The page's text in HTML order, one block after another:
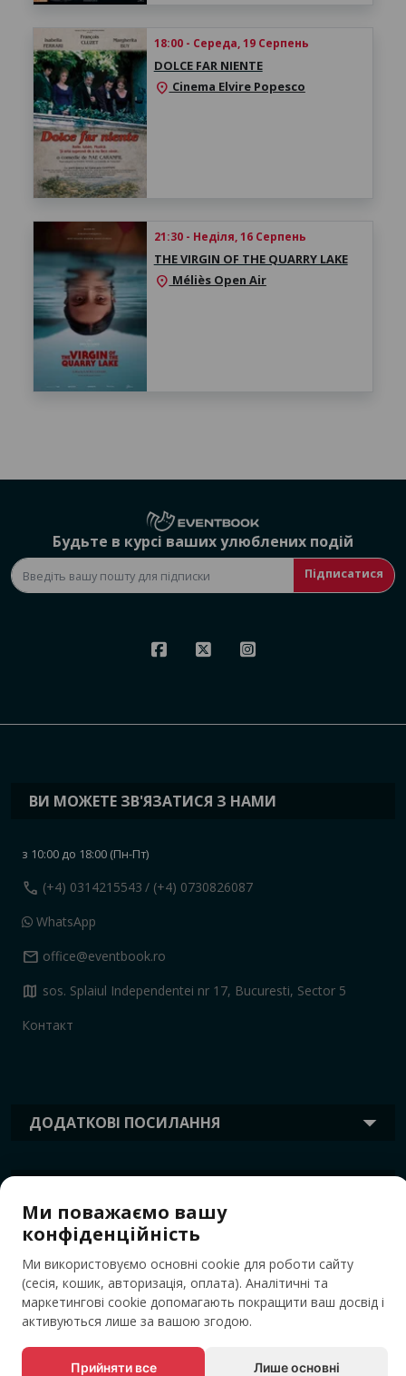
18:00 - Середа, 19 Серпень
DOLCE FAR NIENTE
location_on Cinema Elvire Popesco
21:30 - Неділя, 16 Серпень
THE VIRGIN OF THE QUARRY LAKE
location_on Méliès Open Air
Будьте в курсі ваших улюблених подій
Підписатися
ДОДАТКОВІ ПОСИЛАННЯ
ВИ МОЖЕТЕ ЗВ'ЯЗАТИСЯ З НАМИ
з 10:00 до 18:00 (Пн-Пт)
call (+4) 0314215543 / (+4) 0730826087
WhatsApp
mail office@eventbook.ro
map sos. Splaiul Independentei nr 17, Bucuresti, Sector 5
Контакт
Ми поважаємо вашу
конфіденційність
Ми використовуємо основні cookie для роботи сайту
(сесія, кошик, авторизація, оплата). Аналітичні та
маркетингові cookie допомагають покращити ваш досвід і
активуються лише за вашою згодою.
Прийняти все Лише основні